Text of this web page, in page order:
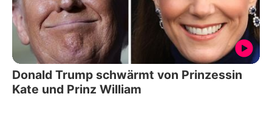
Donald Trump schwärmt von Prinzessin
Kate und Prinz William